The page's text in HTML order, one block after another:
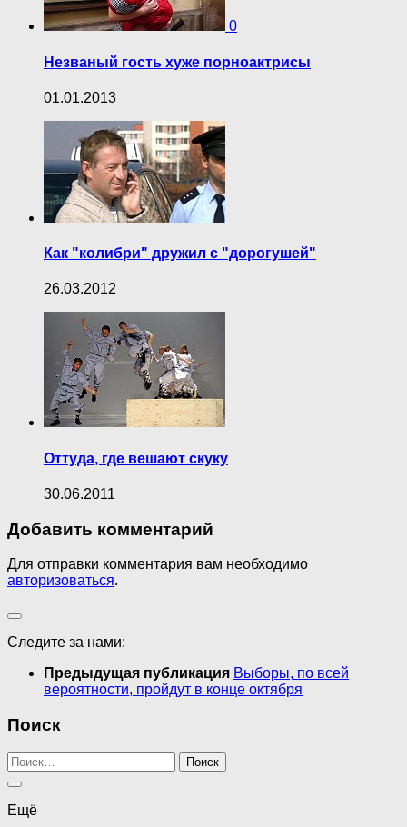
0
Незваный гость хуже порноактрисы
01.01.2013
Как "колибри" дружил с "дорогушей"
26.03.2012
Оттуда, где вешают скуку
30.06.2011
Добавить комментарий
Для отправки комментария вам необходимо
авторизоваться.
Следите за нами:
Предыдущая публикация Выборы, по всей
вероятности, пройдут в конце октября
Поиск
Найти:
Ещё